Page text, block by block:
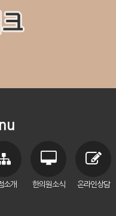
소개 한의원소식 온라인상담